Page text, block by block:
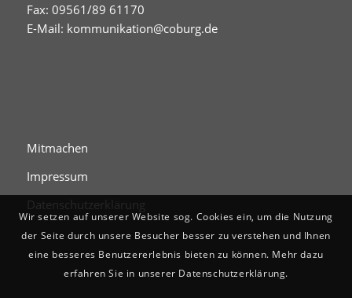
Fax: 09561/89 61170
E-Mail: kommunikation@coburg.de
Mitmachen
Impressum
Datenschutzerklärung
Wir setzen auf unserer Website sog. Cookies ein, um die Nutzung
der Seite durch unsere Besucher besser zu verstehen und Ihnen
eine besseres Benutzererlebnis bieten zu können. Mehr dazu
erfahren Sie in unserer Datenschutzerklärung.